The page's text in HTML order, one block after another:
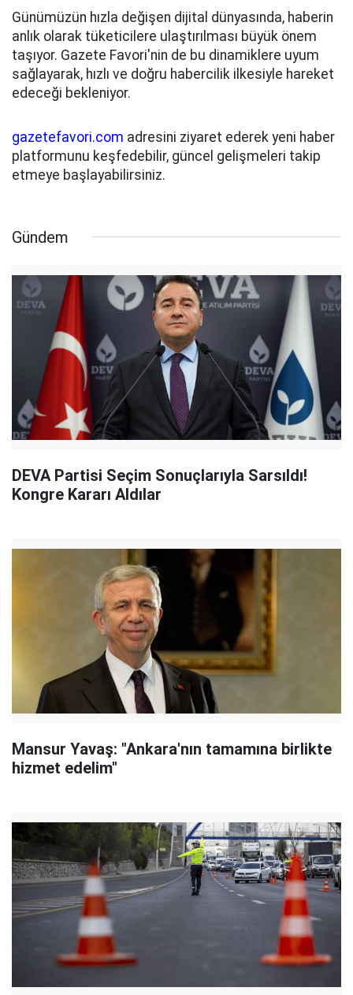
Günümüzün hızla değişen dijital dünyasında, haberin
anlık olarak tüketicilere ulaştırılması büyük önem
taşıyor. Gazete Favori'nin de bu dinamiklere uyum
sağlayarak, hızlı ve doğru habercilik ilkesiyle hareket
edeceği bekleniyor.
gazetefavori.com adresini ziyaret ederek yeni haber
platformunu keşfedebilir, güncel gelişmeleri takip
etmeye başlayabilirsiniz.
Gündem
DEVA Partisi Seçim Sonuçlarıyla Sarsıldı!
Kongre Kararı Aldılar
Mansur Yavaş: "Ankara'nın tamamına birlikte
hizmet edelim"